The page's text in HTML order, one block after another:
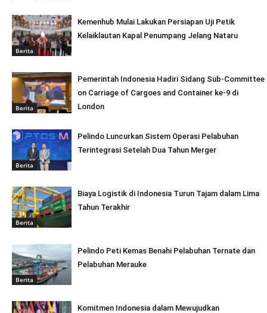
Berita
Kemenhub Mulai Lakukan Persiapan Uji Petik
Kelaiklautan Kapal Penumpang Jelang Nataru
Berita
Pemerintah Indonesia Hadiri Sidang Sub-Committee
on Carriage of Cargoes and Container ke-9 di
London
Berita
Pelindo Luncurkan Sistem Operasi Pelabuhan
Terintegrasi Setelah Dua Tahun Merger
Berita
Biaya Logistik di Indonesia Turun Tajam dalam Lima
Tahun Terakhir
Berita
Pelindo Peti Kemas Benahi Pelabuhan Ternate dan
Pelabuhan Merauke
Komitmen Indonesia dalam Mewujudkan